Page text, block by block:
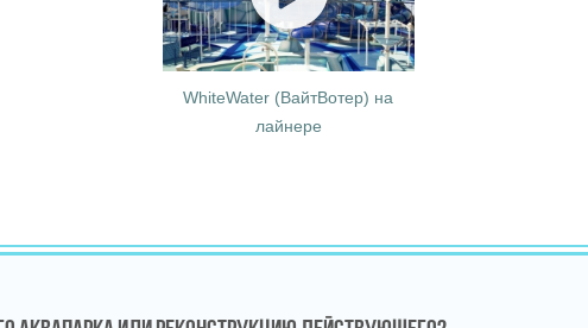
WhiteWater (ВайтВотер) на
лайнере